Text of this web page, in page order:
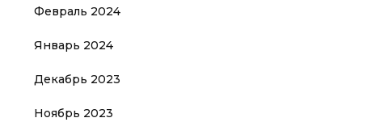
Февраль 2024
Январь 2024
Декабрь 2023
Ноябрь 2023